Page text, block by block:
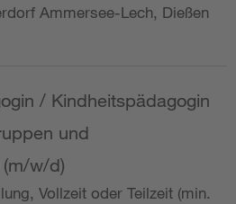
Ammersee-Lech, Dießen
/ Kindheitspädagogin
und
w/d)
Vollzeit oder Teilzeit (min.